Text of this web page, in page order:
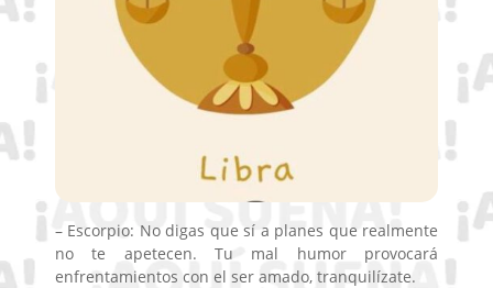
– Escorpio: No digas que sí a planes que realmente
no te apetecen. Tu mal humor provocará
enfrentamientos con el ser amado, tranquilízate.